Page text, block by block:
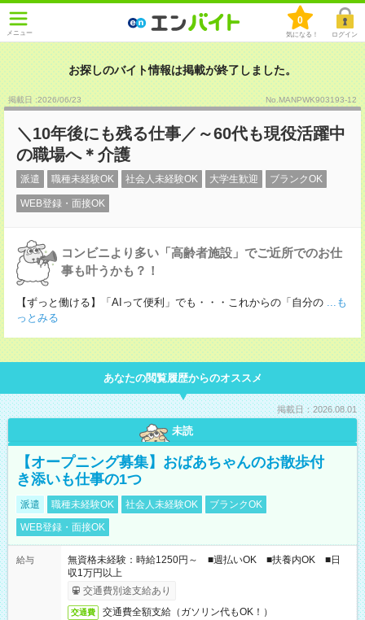
メニュー
0
気になる！ ログイン
お探しのバイト情報は掲載が終了しました。
掲載日 :2026/06/23 No.MANPWK903193-12
＼10年後にも残る仕事／～60代も現役活躍中
の職場へ＊介護
派遣 職種未経験OK 社会人未経験OK 大学生歓迎 ブランクOK
WEB登録・面接OK
コンビニより多い「高齢者施設」でご近所でのお仕
事も叶うかも？！
【ずっと働ける】「AIって便利」でも・・・これからの「自分の ...も
っとみる
あなたの閲覧履歴からのオススメ
掲載日：2026.08.01
未読
【オープニング募集】おばあちゃんのお散歩付
き添いも仕事の1つ
派遣 職種未経験OK 社会人未経験OK
ブランクOK
WEB登録・面接OK
給与
無資格未経験：時給1250円～ ■週払いOK ■扶養内OK ■日
収1万円以上
交通費別途支給あり
交通費 交通費全額支給（ガソリン代もOK！）